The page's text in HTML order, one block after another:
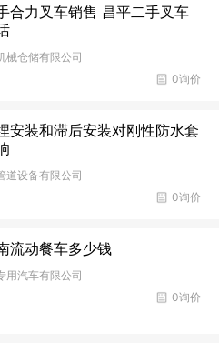
合力叉车销售 昌平二手叉车
械仓储有限公司
0询价
安装和滞后安装对刚性防水套
道设备有限公司
0询价
流动餐车多少钱
用汽车有限公司
0询价